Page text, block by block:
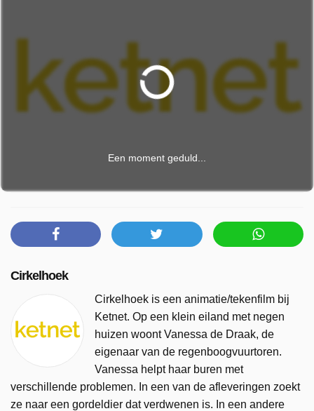
Een moment geduld...
Cirkelhoek
Cirkelhoek is een animatie/tekenfilm bij
Ketnet. Op een klein eiland met negen
huizen woont Vanessa de Draak, de
eigenaar van de regenboogvuurtoren.
Vanessa helpt haar buren met
verschillende problemen. In een van de afleveringen zoekt
ze naar een gordeldier dat verdwenen is. In een andere